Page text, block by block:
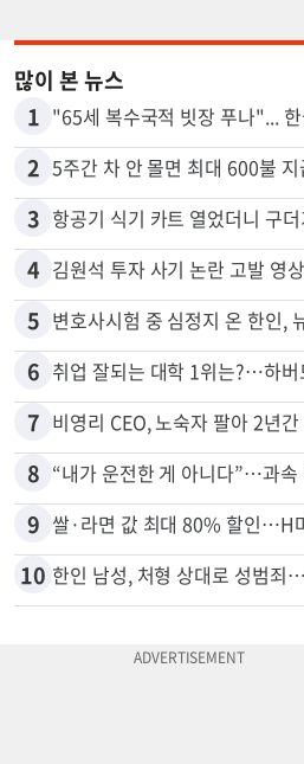
1
2 5주간 차 안 몰면 최대 600불 지
3
4 김원석 투자 사기 논란 고발 영
5 변호사시험 중 심정지 온 한인,
6 취업 잘되는 대학 1위는?…하
7 비영리 CEO, 노숙자 팔아 2년
8
9 쌀·라면 값 최대 80% 할인…H